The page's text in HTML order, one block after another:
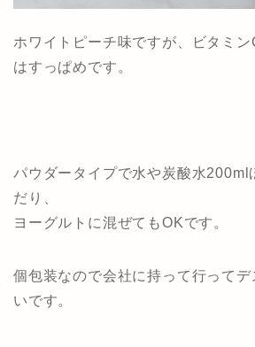
ホワイトピーチ味ですが、ビタミ
はすっぱめです。
パウダータイプで水や炭酸水200ml
だり、
ヨーグルトに混ぜてもOKです。
個包装なので会社に持って行って
いです。